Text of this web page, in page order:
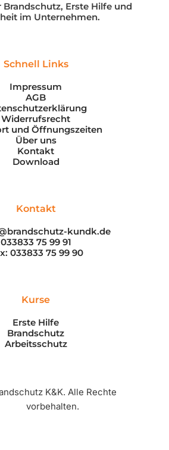
Erste Hilfe und
im Unternehmen.
Schnell Links
Impressum
AGB
Widerrufsrecht
und Öffnungszeiten
Über uns
Kontakt
Download
Kontakt
kundk.de
033833 75 99 91
033833 75 99 90
Kurse
Erste Hilfe
Brandschutz
Arbeitsschutz
K&K. Alle Rechte
vorbehalten.